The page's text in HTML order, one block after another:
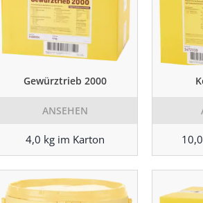
Gewürztrieb 2000
ANSEHEN
4,0 kg im Karton